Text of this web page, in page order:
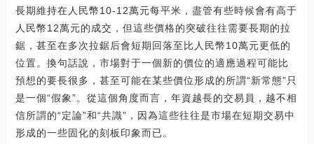
長期維持在人民幣10-12萬元每平米，盡管有些時候會有高于
人民幣12萬元的成交，但這些價格的突破往往需要長期的拉
鋸，甚至在多次拉鋸后會短期回落至比人民幣10萬元更低的
位置。換句話說，市場對于一個新的價位的適應過程可能比
預想的要長很多，甚至可能在某些價位形成的所謂“新常態”只
是一個“假象”。從這個角度而言，年資越長的交易員，越不相
信所謂的“定論”和“共識”，因為這些往往是市場在短期交易中
形成的一些固化的刻板印象而已。